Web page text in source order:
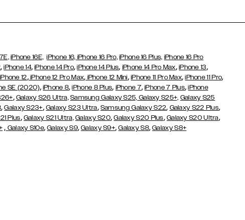
iPhone 16E, iPhone 16, iPhone 16 Pro, iPhone 16 Plus, iPhone 16 Pro
,iPhone 14,iPhone 14 Pro,iPhone 14 Plus, iPhone 14 Pro Max, iPhone 13,
iPhone 12,iPhone 12 Pro Max, iPhone 12 Mini, iPhone 11 Pro Max,iPhone 11 Pro,
SE (2020), iPhone 8,iPhone 8 Plus, iPhone 7,iPhone 7 Plus,iPhone
, Galaxy S26 Ultra, Samsung Galaxy S25, Galaxy S25+, Galaxy S25
,Galaxy S23+, Galaxy S23 Ultra, Samsung Galaxy S22, Galaxy S22 Plus,
Plus, Galaxy S21 Ultra, Galaxy S20,Galaxy S20 Plus, Galaxy S20 Ultra,
, Galaxy S10e,Galaxy S9,Galaxy S9+,Galaxy S8,Galaxy S8+